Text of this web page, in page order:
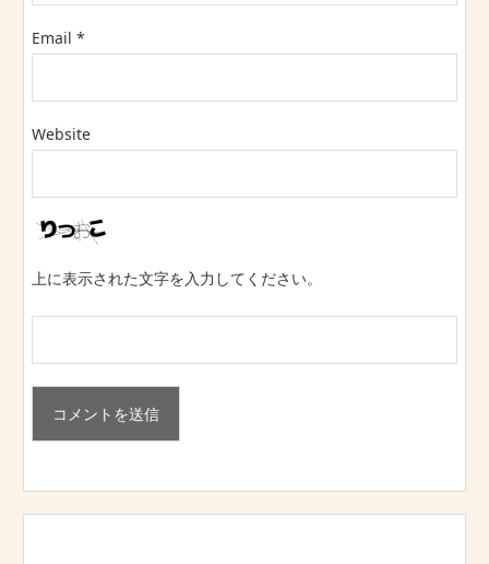
Email *
Website
上に表示された文字を入力してください。